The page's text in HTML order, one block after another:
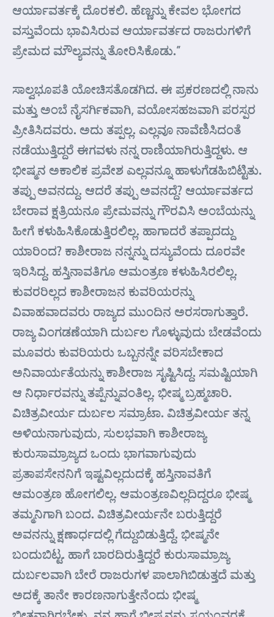
ಆರ್ಯಾವರ್ತಕ್ಕೆ ದೊರಕಲಿ. ಹೆಣ್ಣನ್ನು ಕೇವಲ ಭೋಗದ
ವಸ್ತುವೆಂದು ಭಾವಿಸಿರುವ ಆರ್ಯಾವರ್ತದ ರಾಜರುಗಳಿಗೆ
ಪ್ರೇಮದ ಮೌಲ್ಯವನ್ನು ತೋರಿಸಿಕೊಡು.”
ಸಾಲ್ವಭೂಪತಿ ಯೋಚಿಸತೊಡಗಿದ. ಈ ಪ್ರಕರಣದಲ್ಲಿ ನಾನು
ಮತ್ತು ಅಂಬೆ ನೈಸರ್ಗಿಕವಾಗಿ, ವಯೋಸಹಜವಾಗಿ ಪರಸ್ಪರ
ಪ್ರೀತಿಸಿದವರು. ಅದು ತಪ್ಪಲ್ಲ. ಎಲ್ಲವೂ ನಾವೆಣಿಸಿದಂತೆ
ನಡೆಯುತ್ತಿದ್ದರೆ ಈಗವಳು ನನ್ನ ರಾಣಿಯಾಗಿರುತ್ತಿದ್ದಳು. ಆ
ಭೀಷ್ಮನ ಅಕಾಲಿಕ ಪ್ರವೇಶ ಎಲ್ಲವನ್ನೂ ಹಾಳುಗೆಡಹಿಬಿಟ್ಟಿತು.
ತಪ್ಪು ಅವನದ್ದು. ಆದರೆ ತಪ್ಪು ಅವನದ್ದೆ? ಆರ್ಯಾವರ್ತದ
ಬೇರಾವ ಕ್ಷತ್ರಿಯನೂ ಪ್ರೇಮವನ್ನು ಗೌರವಿಸಿ ಅಂಬೆಯನ್ನು
ಹೀಗೆ ಕಳುಹಿಸಿಕೊಡುತ್ತಿರಲಿಲ್ಲ. ಹಾಗಾದರೆ ತಪ್ಪಾದದ್ದು
ಯಾರಿಂದ? ಕಾಶೀರಾಜ ನನ್ನನ್ನು ದಸ್ಯುವೆಂದು ದೂರವೇ
ಇರಿಸಿದ್ದ. ಹಸ್ತಿನಾವತಿಗೂ ಆಮಂತ್ರಣ ಕಳುಹಿಸಿರಲಿಲ್ಲ.
ಕುವರರಿಲ್ಲದ ಕಾಶೀರಾಜನ ಕುವರಿಯರನ್ನು
ವಿವಾಹವಾದವರು ರಾಜ್ಯದ ಮುಂದಿನ ಅರಸರಾಗುತ್ತಾರೆ.
ರಾಜ್ಯ ವಿಂಗಡಣೆಯಾಗಿ ದುರ್ಬಲ ಗೊಳ್ಳುವುದು ಬೇಡವೆಂದು
ಮೂವರು ಕುವರಿಯರು ಒಬ್ಬನನ್ನೇ ವರಿಸಬೇಕಾದ
ಅನಿವಾರ್ಯತೆಯನ್ನು ಕಾಶೀರಾಜ ಸೃಷ್ಟಿಸಿದ್ದ. ಸಮಷ್ಟಿಯಾಗಿ
ಆ ನಿರ್ಧಾರವನ್ನು ತಪ್ಪೆನ್ನುವಂತಿಲ್ಲ. ಭೀಷ್ಮ ಬ್ರಹ್ಮಚಾರಿ.
ವಿಚಿತ್ರವೀರ್ಯ ದುರ್ಬಲ ಸಮ್ರಾಟಾ. ವಿಚಿತ್ರವೀರ್ಯ ತನ್ನ
ಅಳಿಯನಾಗುವುದು, ಸುಲಭವಾಗಿ ಕಾಶೀರಾಜ್ಯ
ಕುರುಸಾಮ್ರಾಜ್ಯದ ಒಂದು ಭಾಗವಾಗುವುದು
ಪ್ರತಾಪಸೇನನಿಗೆ ಇಷ್ಟವಿಲ್ಲದುದಕ್ಕೆ ಹಸ್ತಿನಾವತಿಗೆ
ಆಮಂತ್ರಣ ಹೋಗಲಿಲ್ಲ. ಆಮಂತ್ರಣವಿಲ್ಲದಿದ್ದರೂ ಭೀಷ್ಮ
ತಮ್ಮನಿಗಾಗಿ ಬಂದ. ವಿಚಿತ್ರವೀರ್ಯನೇ ಬರುತ್ತಿದ್ದರೆ
ಅವನನ್ನು ಕ್ಷಣಾರ್ಧದಲ್ಲಿ ಗೆದ್ದುಬಿಡುತ್ತಿದ್ದೆ. ಭೀಷ್ಮನೇ
ಬಂದುಬಿಟ್ಟ. ಹಾಗೆ ಬಾರದಿರುತ್ತಿದ್ದರೆ ಕುರುಸಾಮ್ರಾಜ್ಯ
ದುರ್ಬಲವಾಗಿ ಬೇರೆ ರಾಜರುಗಳ ಪಾಲಾಗಿಬಿಡುತ್ತದೆ ಮತ್ತು
ಅದಕ್ಕೆ ತಾನೇ ಕಾರಣನಾಗುತ್ತೇನೆಂದು ಭೀಷ್ಮ